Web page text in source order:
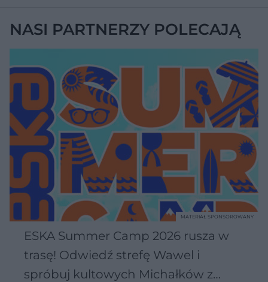
NASI PARTNERZY POLECAJĄ
ESKA Summer Camp 2026 rusza w
trasę! Odwiedź strefę Wawel i
spróbuj kultowych Michałków z
MATERIAŁ SPONSOROWANY